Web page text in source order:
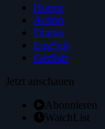
Horror
Action
Drama
EngSub
GerSub
Jetzt anschauen
Abonnieren
WatchList